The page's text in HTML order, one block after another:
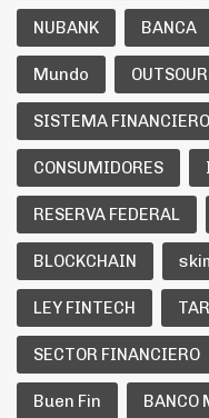
NUBANK BANCA
Mundo
SISTEMA FINANCIERO
CONSUMIDORES
RESERVA FEDERAL
BLOCKCHAIN
LEY FINTECH
SECTOR FINANCIERO
Buen Fin BANCO